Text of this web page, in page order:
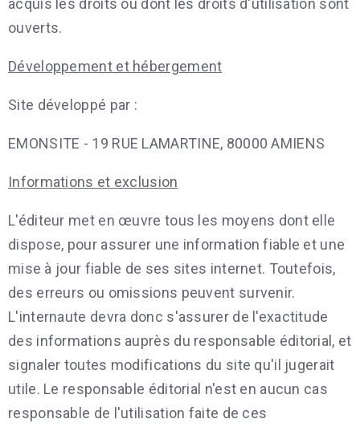
ouverts.
Développement et hébergement
Site développé par :
EMONSITE - 19 RUE LAMARTINE, 80000 AMIENS
Informations et exclusion
L'éditeur met en œuvre tous les moyens dont elle
dispose, pour assurer une information fiable et une
mise à jour fiable de ses sites internet. Toutefois,
des erreurs ou omissions peuvent survenir.
L'internaute devra donc s'assurer de l'exactitude
des informations auprès du responsable éditorial, et
signaler toutes modifications du site qu'il jugerait
utile. Le responsable éditorial n'est en aucun cas
responsable de l'utilisation faite de ces